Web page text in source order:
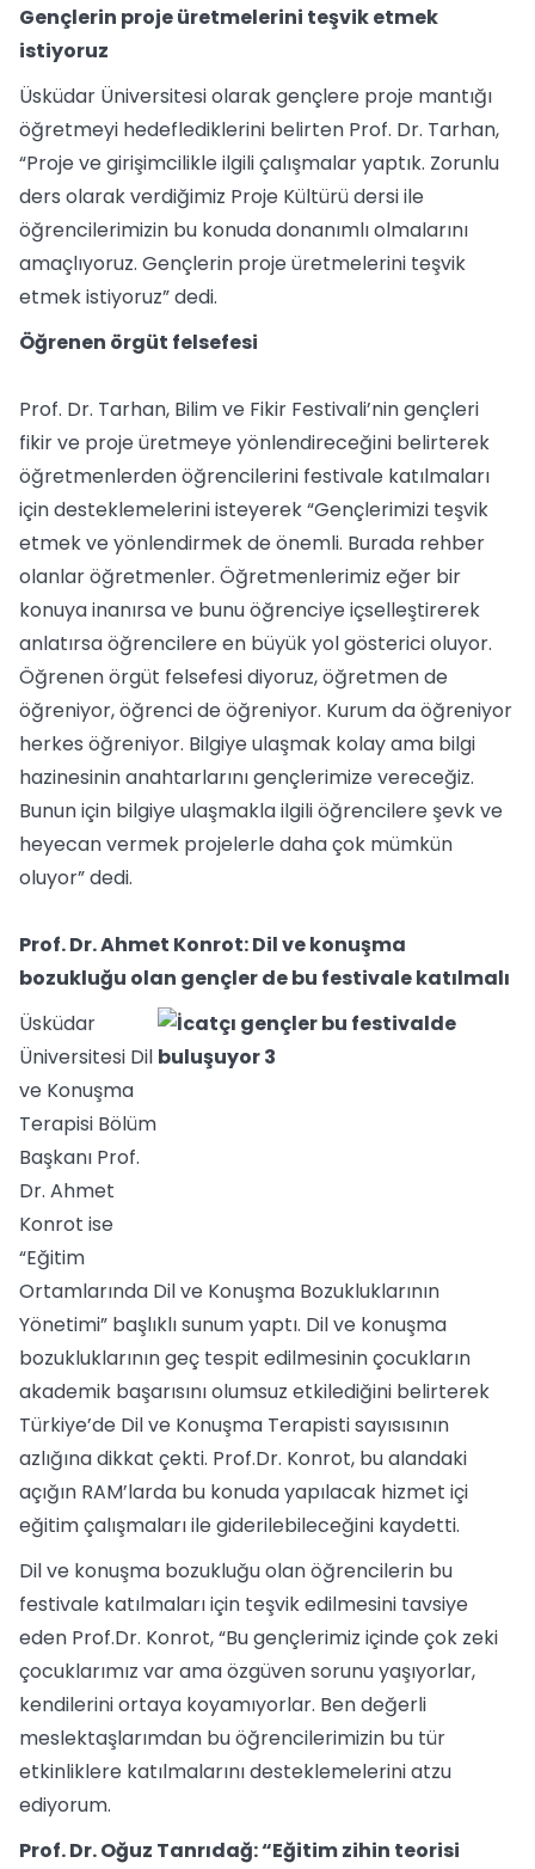
Gençlerin proje üretmelerini teşvik etmek
istiyoruz
Üsküdar Üniversitesi olarak gençlere proje mantığı
öğretmeyi hedeflediklerini belirten Prof. Dr. Tarhan,
“Proje ve girişimcilikle ilgili çalışmalar yaptık. Zorunlu
ders olarak verdiğimiz Proje Kültürü dersi ile
öğrencilerimizin bu konuda donanımlı olmalarını
amaçlıyoruz. Gençlerin proje üretmelerini teşvik
etmek istiyoruz” dedi.
Öğrenen örgüt felsefesi
Prof. Dr. Tarhan, Bilim ve Fikir Festivali’nin gençleri
fikir ve proje üretmeye yönlendireceğini belirterek
öğretmenlerden öğrencilerini festivale katılmaları
için desteklemelerini isteyerek “Gençlerimizi teşvik
etmek ve yönlendirmek de önemli. Burada rehber
olanlar öğretmenler. Öğretmenlerimiz eğer bir
konuya inanırsa ve bunu öğrenciye içselleştirerek
anlatırsa öğrencilere en büyük yol gösterici oluyor.
Öğrenen örgüt felsefesi diyoruz, öğretmen de
öğreniyor, öğrenci de öğreniyor. Kurum da öğreniyor
herkes öğreniyor. Bilgiye ulaşmak kolay ama bilgi
hazinesinin anahtarlarını gençlerimize vereceğiz.
Bunun için bilgiye ulaşmakla ilgili öğrencilere şevk ve
heyecan vermek projelerle daha çok mümkün
oluyor” dedi.
Prof. Dr. Ahmet Konrot: Dil ve konuşma
bozukluğu olan gençler de bu festivale katılmalı
Üsküdar
Üniversitesi Dil
ve Konuşma
Terapisi Bölüm
Başkanı Prof.
Dr. Ahmet
Konrot ise
“Eğitim
Ortamlarında Dil ve Konuşma Bozukluklarının
Yönetimi” başlıklı sunum yaptı. Dil ve konuşma
bozukluklarının geç tespit edilmesinin çocukların
akademik başarısını olumsuz etkilediğini belirterek
Türkiye’de Dil ve Konuşma Terapisti sayısısının
azlığına dikkat çekti. Prof.Dr. Konrot, bu alandaki
açığın RAM’larda bu konuda yapılacak hizmet içi
eğitim çalışmaları ile giderilebileceğini kaydetti.
Dil ve konuşma bozukluğu olan öğrencilerin bu
festivale katılmaları için teşvik edilmesini tavsiye
eden Prof.Dr. Konrot, “Bu gençlerimiz içinde çok zeki
çocuklarımız var ama özgüven sorunu yaşıyorlar,
kendilerini ortaya koyamıyorlar. Ben değerli
meslektaşlarımdan bu öğrencilerimizin bu tür
etkinliklere katılmalarını desteklemelerini atzu
ediyorum.
Prof. Dr. Oğuz Tanrıdağ: “Eğitim zihin teorisi